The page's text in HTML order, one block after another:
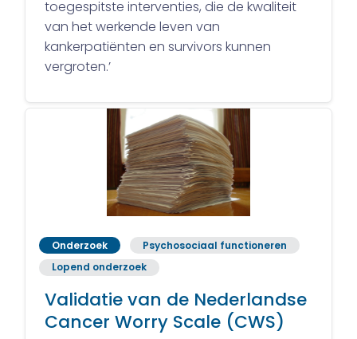
toegespitste interventies, die de kwaliteit
van het werkende leven van
kankerpatiënten en survivors kunnen
vergroten.’
Onderzoek
Psychosociaal functioneren
Lopend onderzoek
Validatie van de Nederlandse
Cancer Worry Scale (CWS)